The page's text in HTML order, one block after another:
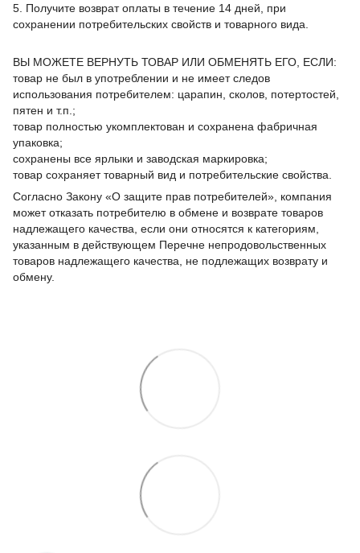
5. Получите возврат оплаты в течение 14 дней, при
сохранении потребительских свойств и товарного вида.
ВЫ МОЖЕТЕ ВЕРНУТЬ ТОВАР ИЛИ ОБМЕНЯТЬ ЕГО, ЕСЛИ:
товар не был в употреблении и не имеет следов
использования потребителем: царапин, сколов, потертостей,
пятен и т.п.;
товар полностью укомплектован и сохранена фабричная
упаковка;
сохранены все ярлыки и заводская маркировка;
товар сохраняет товарный вид и потребительские свойства.
Согласно Закону «О защите прав потребителей», компания
может отказать потребителю в обмене и возврате товаров
надлежащего качества, если они относятся к категориям,
указанным в действующем Перечне непродовольственных
товаров надлежащего качества, не подлежащих возврату и
обмену.